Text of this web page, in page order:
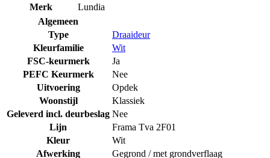
Merk
Lundia
Algemeen
Type
Draaideur
Kleurfamilie
Wit
FSC-keurmerk
Ja
PEFC Keurmerk
Nee
Uitvoering
Opdek
Woonstijl
Klassiek
Geleverd incl. deurbeslag Nee
Lijn
Frama Tva 2F01
Kleur
Wit
Afwerking
Gegrond / met grondverflaag